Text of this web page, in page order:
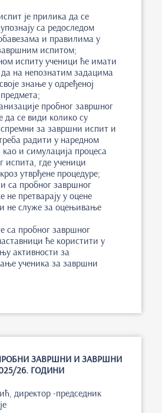
је прилика да се
са редоследом
и правилима у
испитом;
испиту ученици ће имати
на непознатим задацима
знање у одређеној
пробног завршног
да се види колико су
за завршни испит и
радити у наредном
као и симулација процеса
испита, где ученици
утврђене процедуре;
са пробног завршног
не претварају у оцене
не служе за оцењивање
са пробног завршног
ће користити у
активности за
ученика за завршни
ЗАВРШНИ И ЗАВРШНИ
26. ГОДИНИ
директор -председник